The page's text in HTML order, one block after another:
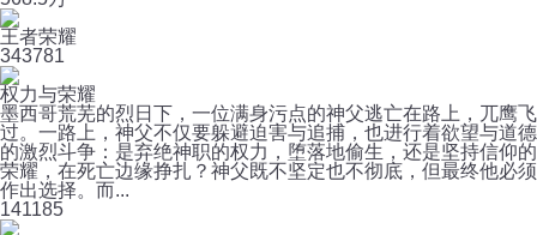
王者荣耀
343781
权力与荣耀
墨西哥荒芜的烈日下，一位满身污点的神父逃亡在路上，兀鹰飞
过。一路上，神父不仅要躲避迫害与追捕，也进行着欲望与道德
的激烈斗争：是弃绝神职的权力，堕落地偷生，还是坚持信仰的
荣耀，在死亡边缘挣扎？神父既不坚定也不彻底，但最终他必须
作出选择。而...
141185